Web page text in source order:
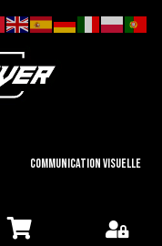
Communication visuelle